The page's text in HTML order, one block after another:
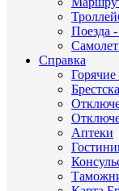
Поезда
Справка
Аптеки